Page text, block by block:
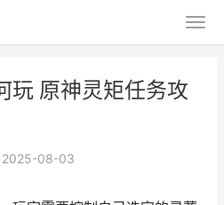
玩 原神灵矩任务攻
2025-08-03